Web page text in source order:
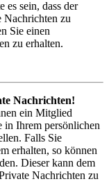
es sein, dass der
Nachrichten zu
Sie einen
zu erhalten.
Nachrichten!
ein Mitglied
in Ihrem persönlichen
Falls Sie
erhalten, so können
Dieser kann dem
Nachrichten zu